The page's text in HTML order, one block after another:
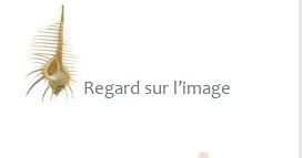
Regard sur l’image